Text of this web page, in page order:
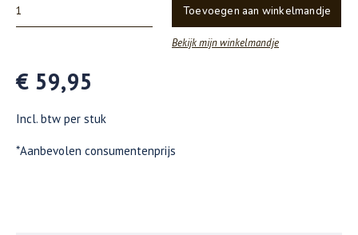
Toevoegen aan winkelmandje
Bekijk mijn winkelmandje
€ 59,95
Incl. btw per stuk
*Aanbevolen consumentenprijs